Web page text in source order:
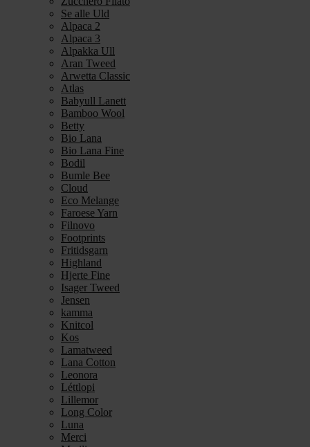
Se alle Uld
Alpaca 2
Alpaca 3
Alpakka Ull
Aran Tweed
Arwetta Classic
Atlas
Babyull Lanett
Bamboo Wool
Betty
Bio Lana
Bio Lana Fine
Bodil
Bumle Bee
Cloud
Eco Melange
Faroese Yarn
Filnovo
Footprints
Fritidsgarn
Highland
Hjerte Fine
Isager Tweed
Jensen
kamma
Knitcol
Kos
Lamatweed
Lana Cotton
Leonora
Léttlopi
Lillemor
Long Color
Luna
Merci